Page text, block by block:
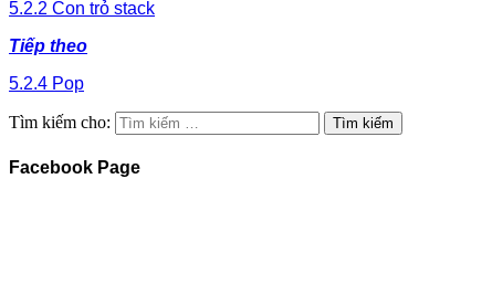
5.2.2 Con trỏ stack
Tiếp theo
5.2.4 Pop
Tìm kiếm cho:
Facebook Page